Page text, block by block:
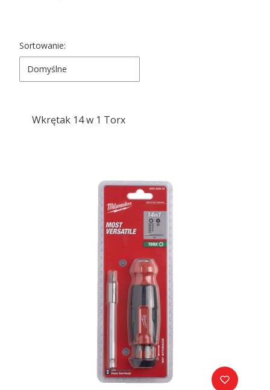
Lista produktów
Sortowanie:
Domyślne
Wkrętak 14 w 1 Torx